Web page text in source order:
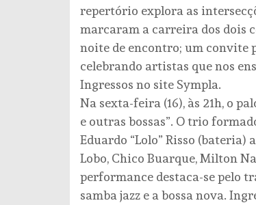
repertório explora as
marcaram a carreira dos dois
noite de encontro; um convite
celebrando artistas que nos
Ingressos no site Sympla.
Na sexta-feira (16), às 21h, o
e outras bossas”. O trio
Eduardo “Lolo” Risso (bateria)
Lobo, Chico Buarque, Milton
performance destaca-se pelo
samba jazz e a bossa nova.